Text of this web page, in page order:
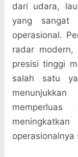
dari udara,
yang sangat
operasional.
radar
presisi tinggi
salah satu
operasionalnya